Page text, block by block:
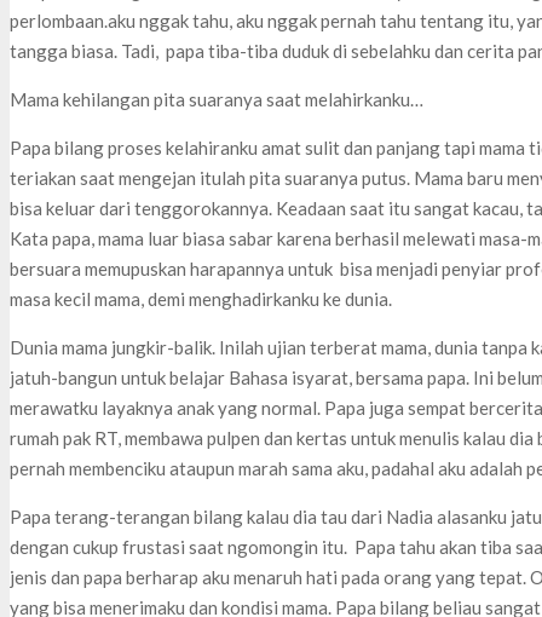
perlombaan.aku nggak tahu, aku nggak pernah tahu tentang itu,
tangga biasa. Tadi, papa tiba-tiba duduk di sebelahku dan cerita
Mama kehilangan pita suaranya saat melahirkanku…
Papa bilang proses kelahiranku amat sulit dan panjang tapi mama
teriakan saat mengejan itulah pita suaranya putus. Mama baru
bisa keluar dari tenggorokannya. Keadaan saat itu sangat kacau,
Kata papa, mama luar biasa sabar karena berhasil melewati masa-
bersuara memupuskan harapannya untuk bisa menjadi penyiar
masa kecil mama, demi menghadirkanku ke dunia.
Dunia mama jungkir-balik. Inilah ujian terberat mama, dunia tanpa
jatuh-bangun untuk belajar Bahasa isyarat, bersama papa. Ini
merawatku layaknya anak yang normal. Papa juga sempat
rumah pak RT, membawa pulpen dan kertas untuk menulis kalau
pernah membenciku ataupun marah sama aku, padahal aku adalah
Papa terang-terangan bilang kalau dia tau dari Nadia alasanku
dengan cukup frustasi saat ngomongin itu. Papa tahu akan tiba
jenis dan papa berharap aku menaruh hati pada orang yang
yang bisa menerimaku dan kondisi mama. Papa bilang beliau